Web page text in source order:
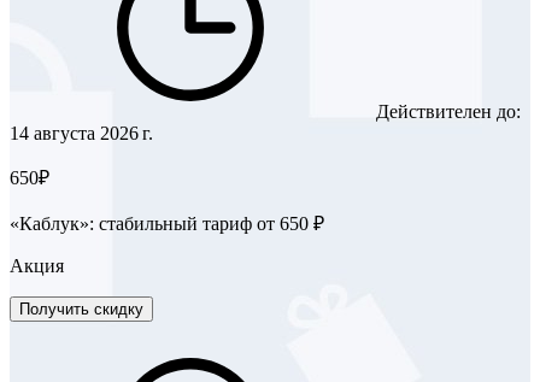
Действителен до:
14 августа 2026 г.
650₽
«Каблук»: стабильный тариф от 650 ₽
Акция
Получить скидку